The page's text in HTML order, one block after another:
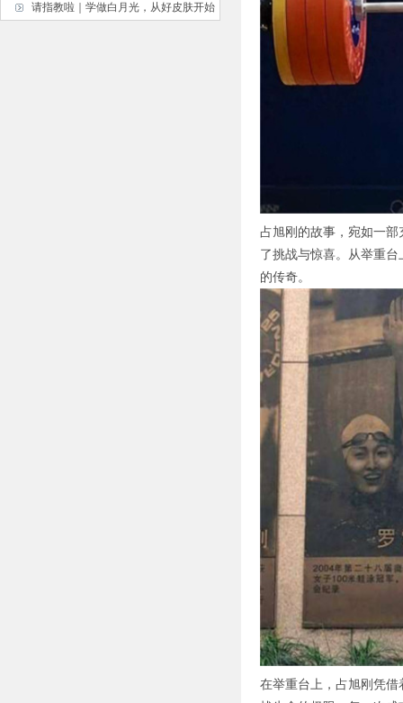
占旭刚的故事，宛如一
了挑战与惊喜。从举重
的传奇。
在举重台上，占旭刚凭
请指教啦｜学做白月光，从好皮肤开始